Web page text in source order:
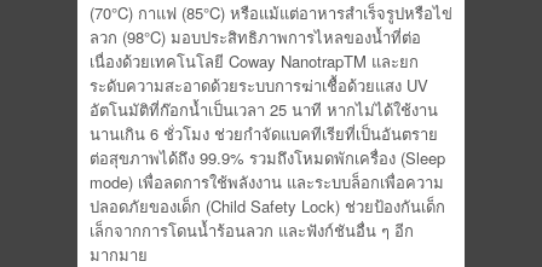
(70°C) กาแฟ (85°C) หรือแม้แต่อาหารสำเร็จรูปหรือไข่
ลวก (98°C) มอบประสิทธิภาพการไหลของน้ำที่ต่อ
เนื่องด้วยเทคโนโลยี Coway NanotrapTM และยก
ระดับความสะอาดด้วยระบบการฆ่าเชื้อด้วยแสง UV
อัตโนมัติที่ก๊อกน้ำเป็นเวลา 25 นาที หากไม่ได้ใช้งาน
นานเกิน 6 ชั่วโมง ช่วยกำจัดแบคทีเรียที่เป็นอันตราย
ต่อสุขภาพได้ถึง 99.9% รวมถึงโหมดพักเครื่อง (Sleep
mode) เพื่อลดการใช้พลังงาน และระบบล็อกเพื่อความ
ปลอดภัยของเด็ก (Child Safety Lock) ช่วยป้องกันเด็ก
เล็กจากการโดนน้ำร้อนลวก และฟังก์ชันอื่น ๆ อีก
มากมาย